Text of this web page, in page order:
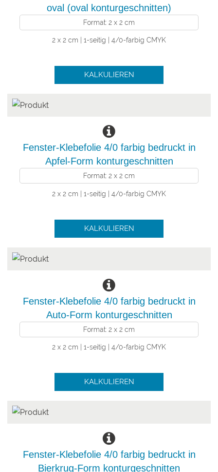
oval (oval konturgeschnitten)
Format: 2 x 2 cm
2 x 2 cm | 1-seitig | 4/0-farbig CMYK
KALKULIEREN
Fenster-Klebefolie 4/0 farbig bedruckt in
Apfel-Form konturgeschnitten
Format: 2 x 2 cm
2 x 2 cm | 1-seitig | 4/0-farbig CMYK
KALKULIEREN
Fenster-Klebefolie 4/0 farbig bedruckt in
Auto-Form konturgeschnitten
Format: 2 x 2 cm
2 x 2 cm | 1-seitig | 4/0-farbig CMYK
KALKULIEREN
Fenster-Klebefolie 4/0 farbig bedruckt in
Bierkrug-Form konturgeschnitten